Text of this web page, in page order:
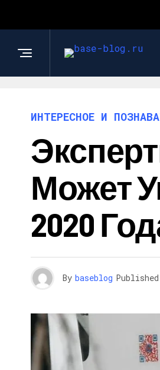
ИНТЕРЕСНОЕ И
Может
2020
By baseblog Published